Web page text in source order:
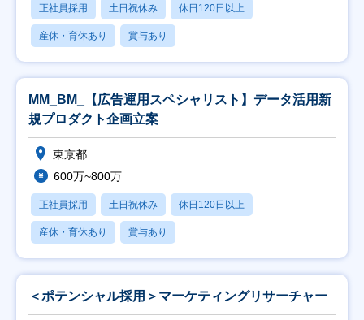
正社員採用 土日祝休み 休日120日以上
産休・育休あり 賞与あり
MM_BM_【広告運用スペシャリスト】データ活用新
規プロダクト企画立案
東京都
600万~800万
正社員採用 土日祝休み 休日120日以上
産休・育休あり 賞与あり
＜ポテンシャル採用＞マーケティングリサーチャー